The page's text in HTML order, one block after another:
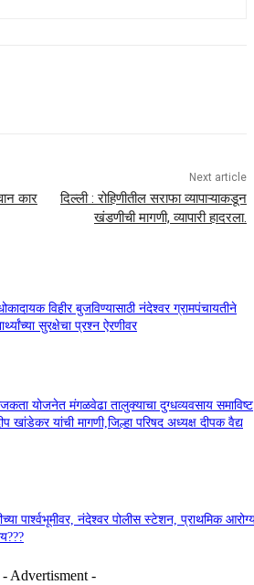
कार
Next article
दिल्ली : रोहिणीतील सराफा व्यापाऱ्याकडून
खंडणीची मागणी, व्यापारी हादरला.
विहीर बुजविण्यासाठी नंदेश्वर ग्रामपंचायतीने
सुरक्षेचा प्रश्न ऐरणीवर
योजनेत मंगळवेढा तालुक्याचा दुग्धव्यवसाय समाविष्ट
खांडेकर यांची मागणी,जिल्हा परिषद अध्यक्ष दीपक वैद्य
पार्श्वभूमीवर, नंदेश्वर पोलीस स्टेशन, प्राथमिक
- Advertisment -